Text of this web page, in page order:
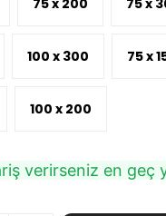
100 x 300 75 x
100 x 200
verirseniz en geç